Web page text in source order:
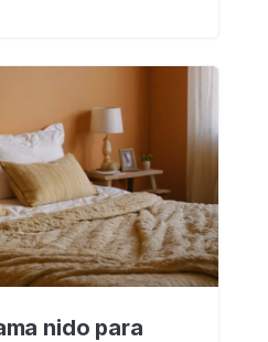
nido para